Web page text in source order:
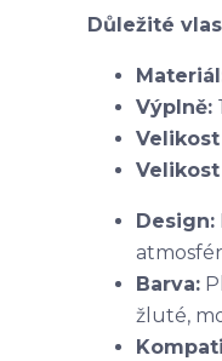
Důležité
Materiál
Výplně:
Design:
Barva:
žluté,